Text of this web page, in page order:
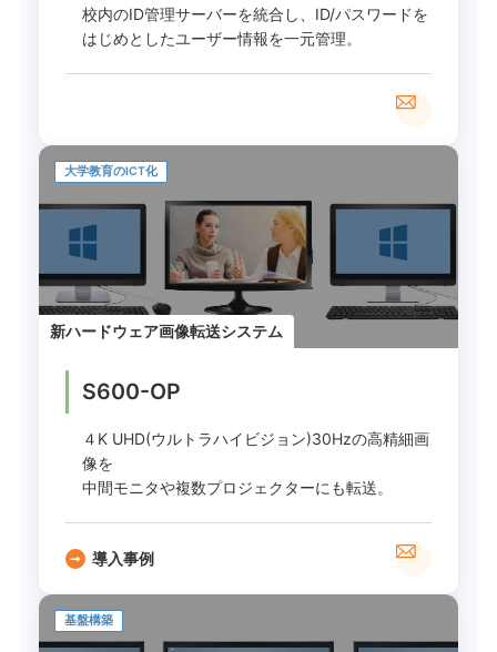
校内のID管理サーバーを統合し、ID/パスワードを
はじめとしたユーザー情報を一元管理。
大学教育のICT化
新ハードウェア画像転送システム
S600-OP
４K UHD(ウルトラハイビジョン)30Hzの高精細画
像を
中間モニタや複数プロジェクターにも転送。
導入事例
基盤構築